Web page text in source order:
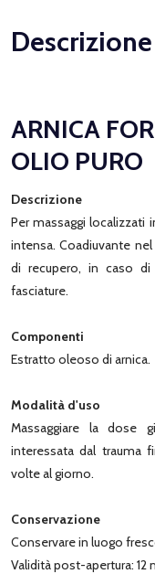
Descrizione
ARNICA
OLIO PURO
Descrizione
Per massaggi localizzati
intensa. Coadiuvante
di recupero, in caso
fasciature.
Componenti
Estratto oleoso di arnica.
Modalità d'uso
Massaggiare la dose
interessata dal trauma
volte al giorno.
Conservazione
Conservare in luogo
Validità post-apertura: 12